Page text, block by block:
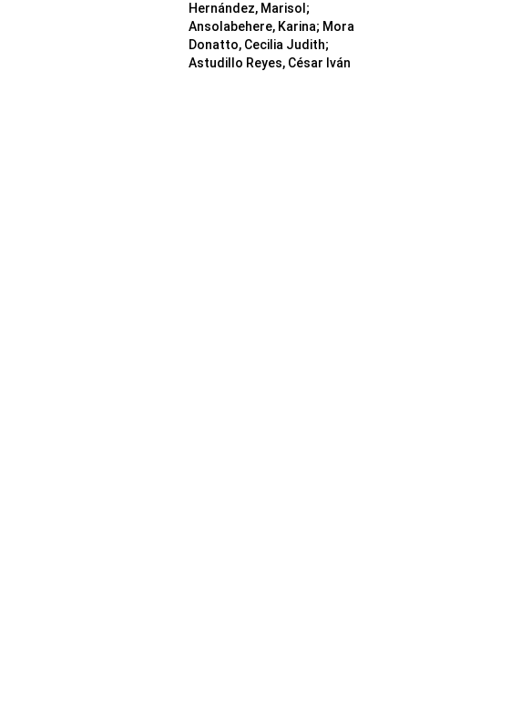
Hernández, Marisol ;
Ansolabehere, Karina; Mora
Donatto, Cecilia Judith;
Astudillo Reyes, César Iván